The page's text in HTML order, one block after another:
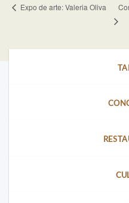
Expo de arte: Valeria Oliva